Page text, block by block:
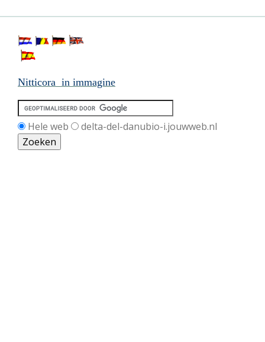
Nitticora in immagine
Hele web delta-del-danubio-i.jouwweb.nl